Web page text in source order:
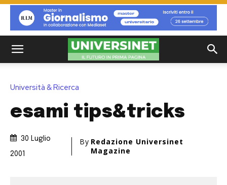
Università & Ricerca
esami tips&tricks
30 Luglio
2001
By Redazione Universinet
Magazine